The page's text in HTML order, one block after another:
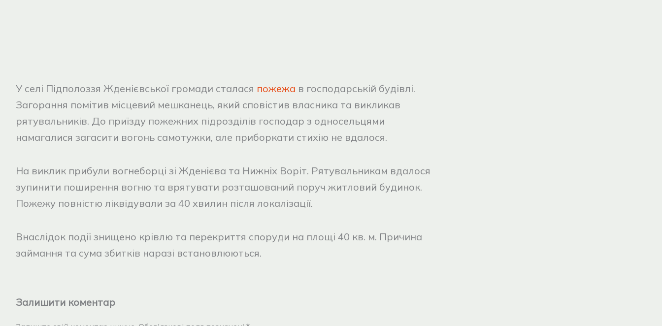
У селі Підполоззя Жденієвської громади сталася пожежа в господарській будівлі.
Загорання помітив місцевий мешканець, який сповістив власника та викликав
рятувальників. До приїзду пожежних підрозділів господар з односельцями
намагалися загасити вогонь самотужки, але приборкати стихію не вдалося.
На виклик прибули вогнеборці зі Жденієва та Нижніх Воріт. Рятувальникам вдалося
зупинити поширення вогню та врятувати розташований поруч житловий будинок.
Пожежу повністю ліквідували за 40 хвилин після локалізації.
Внаслідок події знищено крівлю та перекриття споруди на площі 40 кв. м. Причина
займання та сума збитків наразі встановлюються.
Залишити коментар